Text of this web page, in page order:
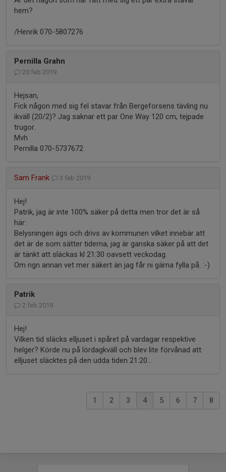
hem?
/Henrik 070-5807276
Pernilla Grahn
20 feb 2019
Hejsan,
Fick någon med sig fel stavar från Bergeforsens tävling nu
ikväll (20/2)? Jag saknar ett par One Way 120 cm, tejpade
trugor.
Mvh
Pernilla 070-5737672
Sam Frank 3 feb 2019
Hej!
Patrik, jag är inte 100% säker på detta men tror det är så
här:
Belysningen ägs och drivs av kommunen vilket innebär att
det är de som sätter tiderna, jag är ganska säker på att det
är tänkt att släckas kl 21:30 oavsett veckodag.
Om ngn annan vet mer säkert än jag får ni gärna fylla på. :-)
Patrik
2 feb 2019
Hej!
Vilken tid släcks elljuset i spåret på vardagar respektive
helger? Körde nu på lördagkväll och blev lite förvånad att
elljuset släcktes på den udda tiden 21:20...
1 2 3 4 5 6 7 8